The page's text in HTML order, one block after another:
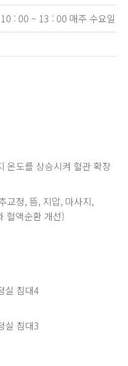
10 : 00 ~ 13 : 00 매주 수요일(
온도를 상승시켜 혈관 확장
교정, 뜸, 지압, 마사지,
혈액순환 개선)
실 침대4
실 침대3